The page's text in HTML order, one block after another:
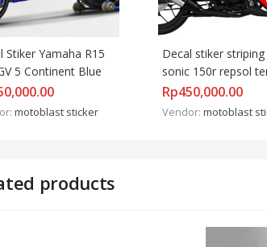
Stiker Yamaha R15
5 Continent Blue
motoblast sticker
Decal stiker
sonic 150r repsol
motoblast
Rp450,000.00
Vendor: motoblast
products